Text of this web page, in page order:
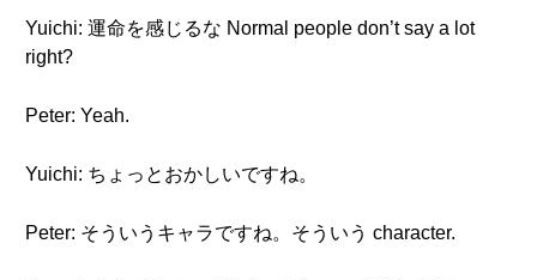
Yuichi: 運命を感じるな Normal people don’t say a lot
right?
Peter: Yeah.
Yuichi: ちょっとおかしいですね。
Peter: そういうキャラですね。そういう character.